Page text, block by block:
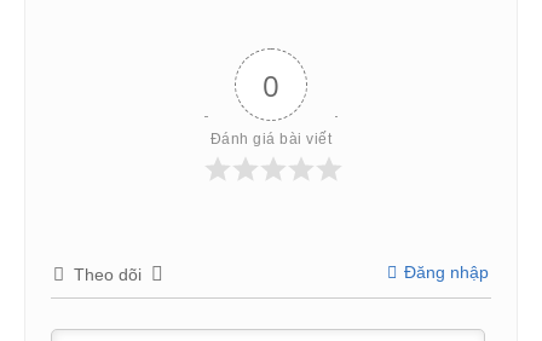
0
Đánh giá bài viết
Theo dõi Đăng nhập